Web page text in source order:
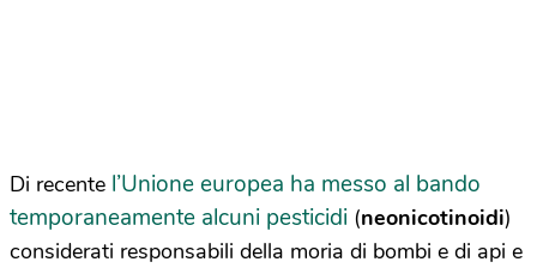
Di recente l’Unione europea ha messo al bando
temporaneamente alcuni pesticidi (neonicotinoidi)
considerati responsabili della moria di bombi e di api e